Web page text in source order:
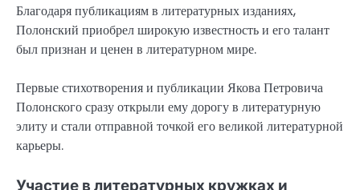
Благодаря публикациям в литературных изданиях,
Полонский приобрел широкую известность и его талант
был признан и ценен в литературном мире.
Первые стихотворения и публикации Якова Петровича
Полонского сразу открыли ему дорогу в литературную
элиту и стали отправной точкой его великой литературной
карьеры.
Участие в литературных кружках и